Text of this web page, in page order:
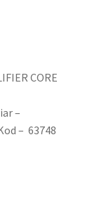
CORE
–
– 63748